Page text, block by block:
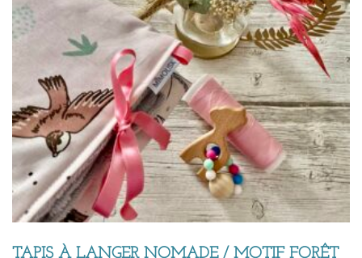
TAPIS À LANGER NOMADE / MOTIF FORÊT